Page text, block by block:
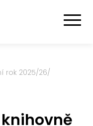
rok 2025/26/